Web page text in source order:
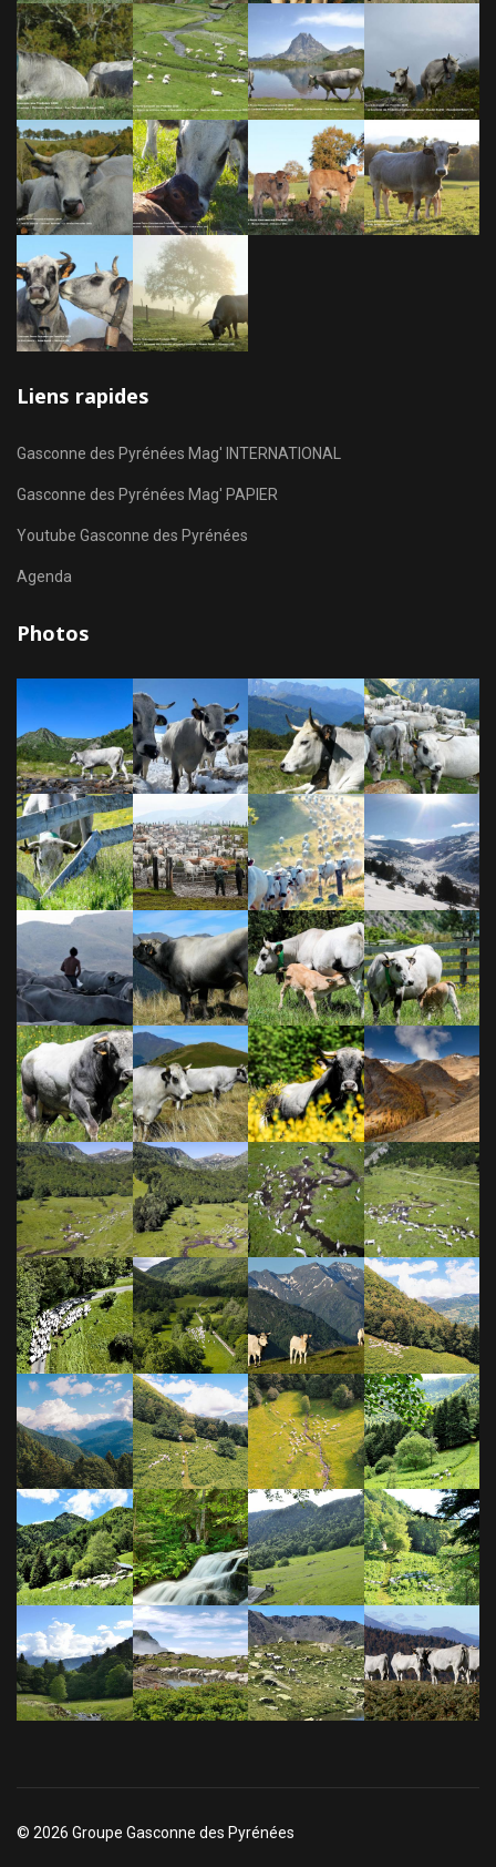
Liens rapides
Gasconne des Pyrénées Mag' INTERNATIONAL
Gasconne des Pyrénées Mag' PAPIER
Youtube Gasconne des Pyrénées
Agenda
Photos
© 2026 Groupe Gasconne des Pyrénées